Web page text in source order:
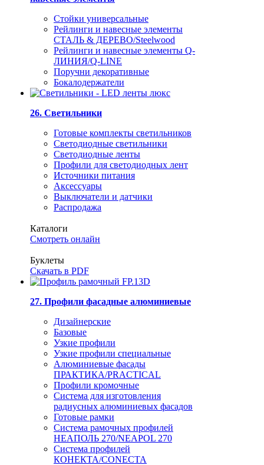
Стойки универсальные
Рейлинги и навесные элементы
СТАЛЬ & ДЕРЕВО/Steelwood
Рейлинги и навесные элементы Q-
ЛИНИЯ/Q-LINE
Поручни декоративные
Бокалодержатели
26. Светильники
Готовые комплекты светильников
Светодиодные светильники
Светодиодные ленты
Профили для светодиодных лент
Источники питания
Аксессуары
Выключатели и датчики
Распродажа
Каталоги
Смотреть онлайн
Буклеты
Скачать в PDF
27. Профили фасадные алюминиевые
Дизайнерские
Базовые
Узкие профили
Узкие профили специальные
Алюминиевые фасады
ПРАКТИКА/PRACTICAL
Профили кромочные
Система для изготовления
радиусных алюминиевых фасадов
Готовые рамки
Система рамочных профилей
НЕАПОЛЬ 270/NEAPOL 270
Система профилей
КОНЕКТА/CONECTA